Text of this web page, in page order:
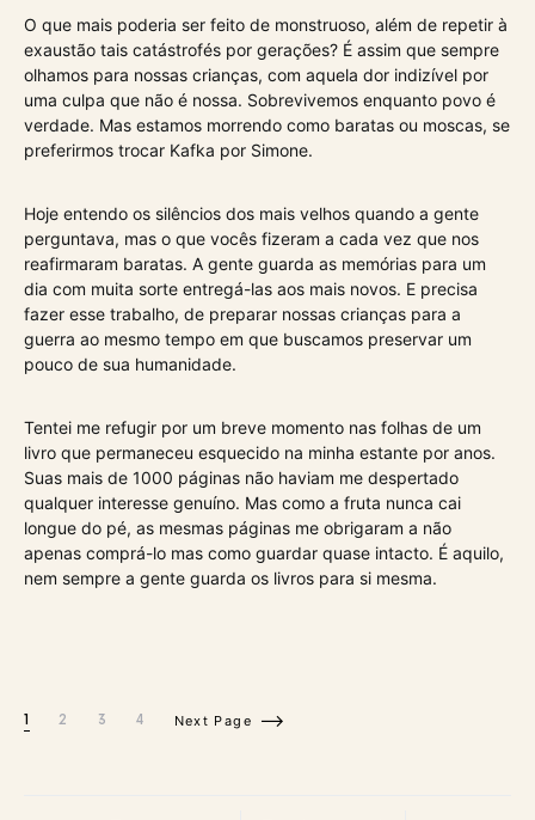
O que mais poderia ser feito de monstruoso, além de repetir à
exaustão tais catástrofés por gerações? É assim que sempre
olhamos para nossas crianças, com aquela dor indizível por
uma culpa que não é nossa. Sobrevivemos enquanto povo é
verdade. Mas estamos morrendo como baratas ou moscas, se
preferirmos trocar Kafka por Simone.
Hoje entendo os silêncios dos mais velhos quando a gente
perguntava, mas o que vocês fizeram a cada vez que nos
reafirmaram baratas. A gente guarda as memórias para um
dia com muita sorte entregá-las aos mais novos. E precisa
fazer esse trabalho, de preparar nossas crianças para a
guerra ao mesmo tempo em que buscamos preservar um
pouco de sua humanidade.
Tentei me refugir por um breve momento nas folhas de um
livro que permaneceu esquecido na minha estante por anos.
Suas mais de 1000 páginas não haviam me despertado
qualquer interesse genuíno. Mas como a fruta nunca cai
longue do pé, as mesmas páginas me obrigaram a não
apenas comprá-lo mas como guardar quase intacto. É aquilo,
nem sempre a gente guarda os livros para si mesma.
1 2 3 4 Next Page